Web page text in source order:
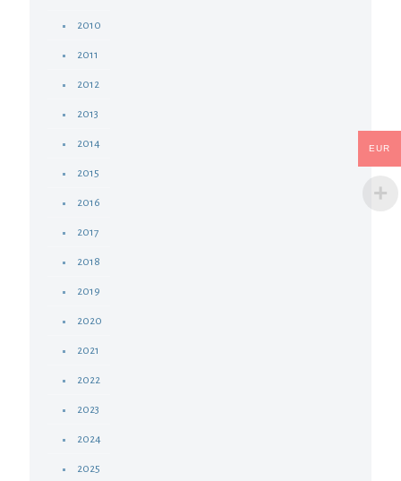
2010
2011
2012
2013
2014
2015
2016
2017
2018
2019
2020
2021
2022
2023
2024
2025
EUR